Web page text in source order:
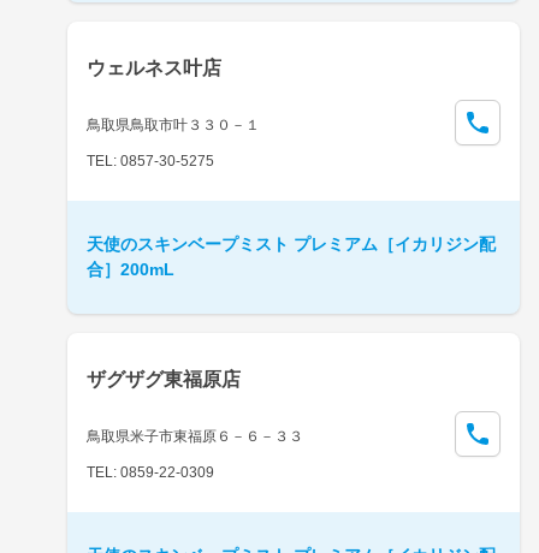
ウェルネス叶店
鳥取県鳥取市叶３３０－１
TEL: 0857-30-5275
天使のスキンベープミスト プレミアム［イカリジン配
合］200mL
ザグザグ東福原店
鳥取県米子市東福原６－６－３３
TEL: 0859-22-0309